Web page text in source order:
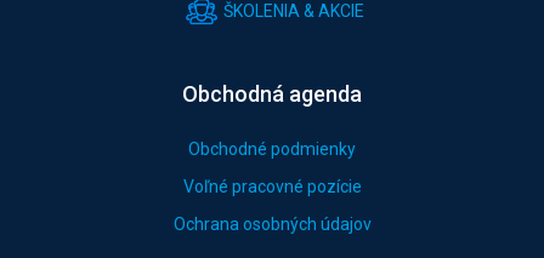
ŠKOLENIA & AKCIE
Obchodná agenda
Obchodné podmienky
Voľné pracovné pozície
Ochrana osobných údajov